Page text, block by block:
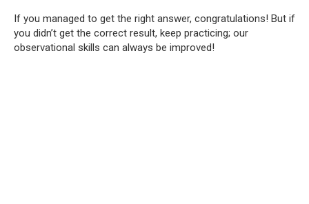
If you managed to get the right answer, congratulations! But if
you didn’t get the correct result, keep practicing; our
observational skills can always be improved!